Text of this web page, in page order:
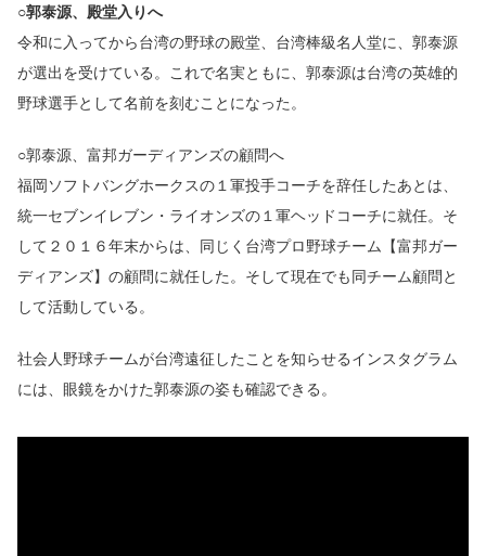
○郭泰源、殿堂入りへ
令和に入ってから台湾の野球の殿堂、台湾棒級名人堂に、郭泰源
が選出を受けている。これで名実ともに、郭泰源は台湾の英雄的
野球選手として名前を刻むことになった。
○郭泰源、富邦ガーディアンズの顧問へ
福岡ソフトバングホークスの１軍投手コーチを辞任したあとは、
統一セブンイレブン・ライオンズの１軍ヘッドコーチに就任。そ
して２０１６年末からは、同じく台湾プロ野球チーム【富邦ガー
ディアンズ】の顧問に就任した。そして現在でも同チーム顧問と
して活動している。
社会人野球チームが台湾遠征したことを知らせるインスタグラム
には、眼鏡をかけた郭泰源の姿も確認できる。